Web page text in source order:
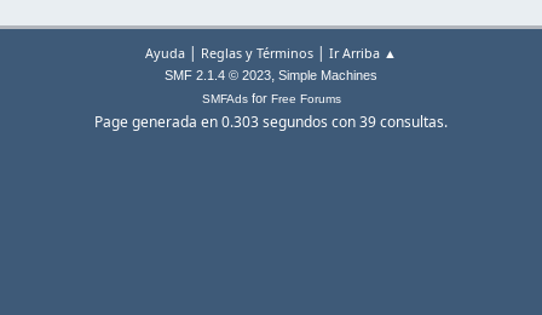
Ayuda | Reglas y Términos | Ir Arriba ▲
SMF 2.1.4 © 2023, Simple Machines
SMFAdsfor Free Forums
Page generada en 0.303 segundos con 39 consultas.